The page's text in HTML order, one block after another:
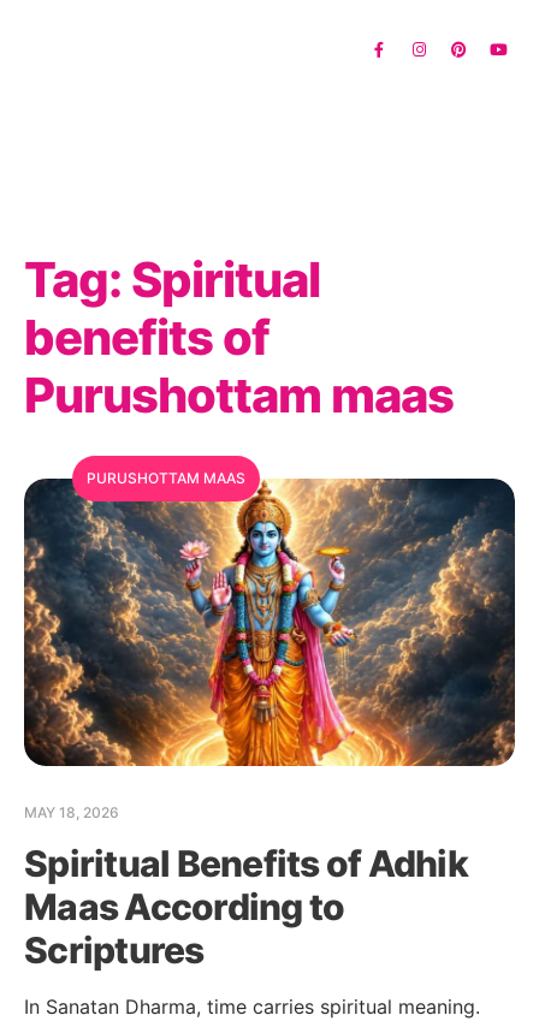
Tag: Spiritual
benefits of
Purushottam maas
PURUSHOTTAM MAAS
MAY 18, 2026
Spiritual Benefits of Adhik
Maas According to
Scriptures
In Sanatan Dharma, time carries spiritual meaning.
MFC Search Assistant
My Favorite Corner · Live Search